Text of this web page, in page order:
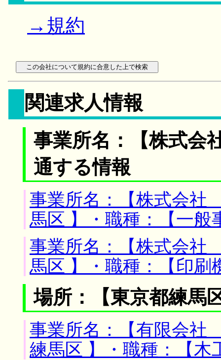
→規約
関連求人情報
事業所名：【株式会
通する情報
事業所名：【株式会社
馬区 】・職種：【一般
事業所名：【株式会社
馬区 】・職種：【印
場所：【東京都練馬
事業所名：【有限会社
練馬区 】・職種：【